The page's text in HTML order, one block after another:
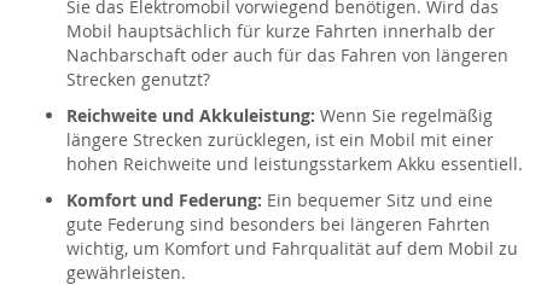
Sie das Elektromobil vorwiegend benötigen. Wird das
Mobil hauptsächlich für kurze Fahrten innerhalb der
Nachbarschaft oder auch für das Fahren von längeren
Strecken genutzt?
Reichweite und Akkuleistung: Wenn Sie regelmäßig
längere Strecken zurücklegen, ist ein Mobil mit einer
hohen Reichweite und leistungsstarkem Akku essentiell.
Komfort und Federung: Ein bequemer Sitz und eine
gute Federung sind besonders bei längeren Fahrten
wichtig, um Komfort und Fahrqualität auf dem Mobil zu
gewährleisten.